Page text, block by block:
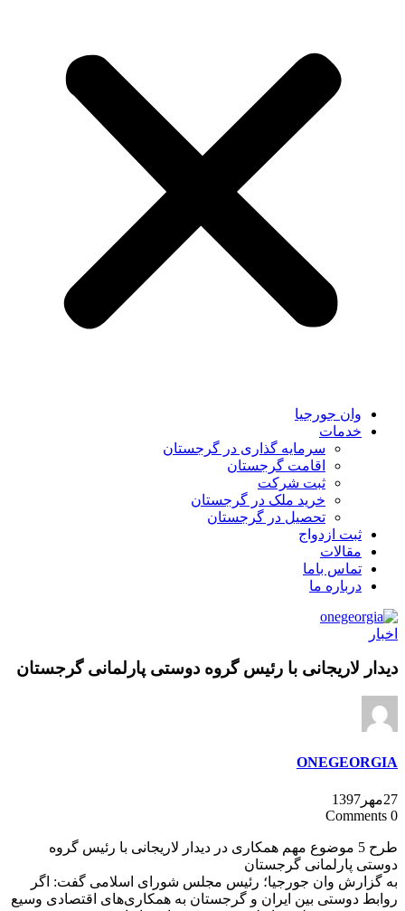
وان جورجیا
خدمات
سرمایه گذاری در گرجستان
اقامت گرجستان
ثبت شرکت
خرید ملک در گرجستان
تحصیل در گرجستان
ثبت ازدواج
مقالات
تماس باما
درباره ما
اخبار
دیدار لاریجانی با رئیس گروه دوستی پارلمانی گرجستان
ONEGEORGIA
27مهر1397
0 Comments
طرح 5 موضوع مهم همکاری در دیدار لاریجانی با رئیس گروه
دوستی پارلمانی گرجستان
به گزارش وان جورجیا؛ رئیس مجلس شورای اسلامی گفت: اگر
روابط دوستی بین ایران و گرجستان به همکاری‌های اقتصادی وسیع